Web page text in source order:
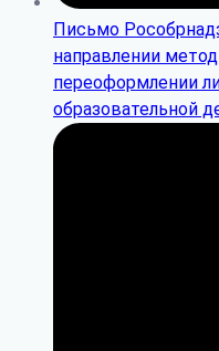
Письмо
направлении
переоформлении
образовательной